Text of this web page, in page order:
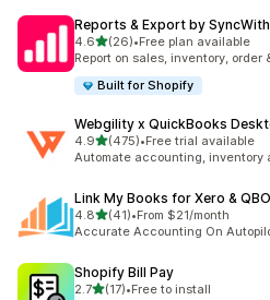
Reports & Export by SyncWith
4.65つ星中
(26)
合計レビュー数：26件
•Free plan available
Report on sales, inventory,
Built for Shopify
Webgility x QuickBooks
4.95つ星中
(475)
合計レビュー数：475件
•Free trial available
Automate accounting, inventory
Link My Books for Xero & QBO
4.85つ星中
(41)
合計レビュー数：41件
•From $21/month
Accurate Accounting On
Shopify Bill Pay
2.75つ星中
(17)
合計レビュー数：17件
•Free to install